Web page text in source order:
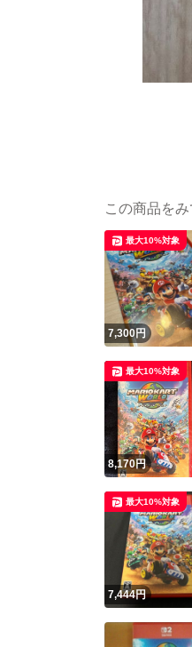
この商品を
7,300円
最大10%対象
8,170円
最大10%対象
7,444円
最大10%対象